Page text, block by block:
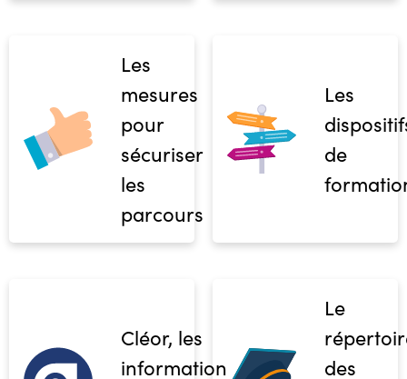
Les
mesures
pour
sécuriser
les
parcours
Les
de
Cléor, les
informations
Le
des